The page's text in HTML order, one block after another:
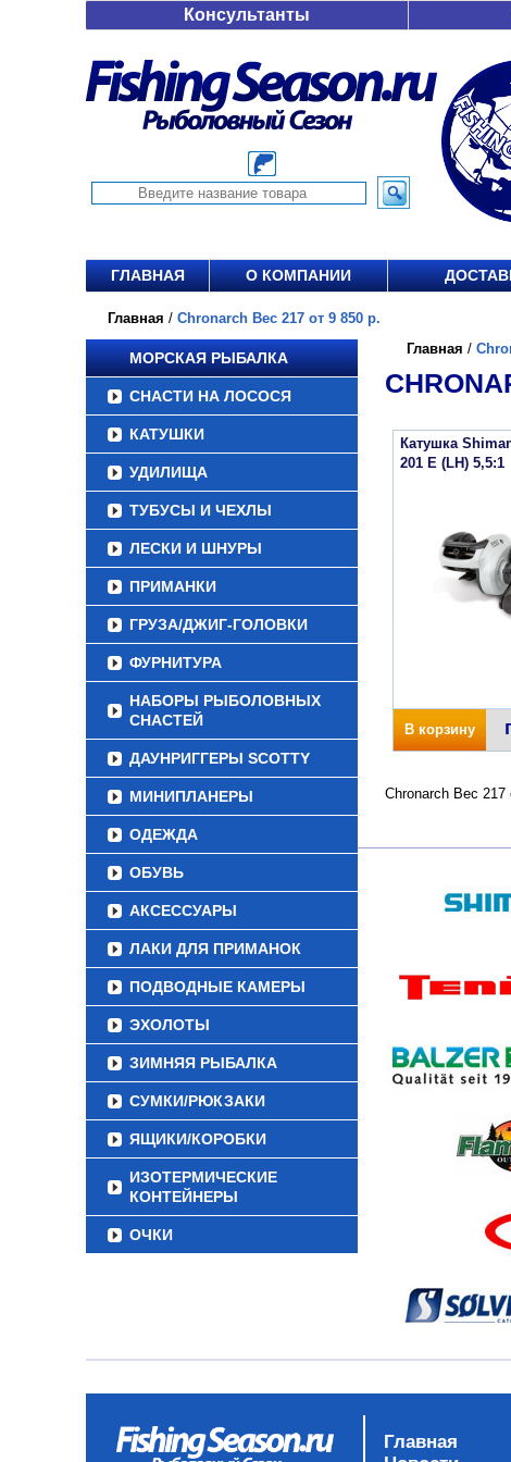
Консультанты
ГЛАВНАЯ О КОМПАНИИ
Главная / Chronarch Вес 217 от 9 850 р.
МОРСКАЯ РЫБАЛКА
СНАСТИ НА ЛОСОСЯ
КАТУШКИ
УДИЛИЩА
ТУБУСЫ И ЧЕХЛЫ
ЛЕСКИ И ШНУРЫ
ПРИМАНКИ
ГРУЗА/ДЖИГ-ГОЛОВКИ
ФУРНИТУРА
НАБОРЫ РЫБОЛОВНЫХ
СНАСТЕЙ
ДАУНРИГГЕРЫ SCOTTY
МИНИПЛАНЕРЫ
ОДЕЖДА
ОБУВЬ
АКСЕССУАРЫ
ЛАКИ ДЛЯ ПРИМАНОК
ПОДВОДНЫЕ КАМЕРЫ
ЭХОЛОТЫ
ЗИМНЯЯ РЫБАЛКА
СУМКИ/РЮКЗАКИ
ЯЩИКИ/КОРОБКИ
ИЗОТЕРМИЧЕСКИЕ
КОНТЕЙНЕРЫ
ОЧКИ
Главная /
Катушка
201 E (LH) 5,5:1
В корзину
Chronarch Вес 217
Главная